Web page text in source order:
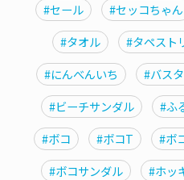
#セール
#セッコちゃん
#タオル
#タペスト
#にんべんいち
#バス
#ビーチサンダル
#ふ
#ボコ
#ボコT #ボ
#ボコサンダル
#ホッ